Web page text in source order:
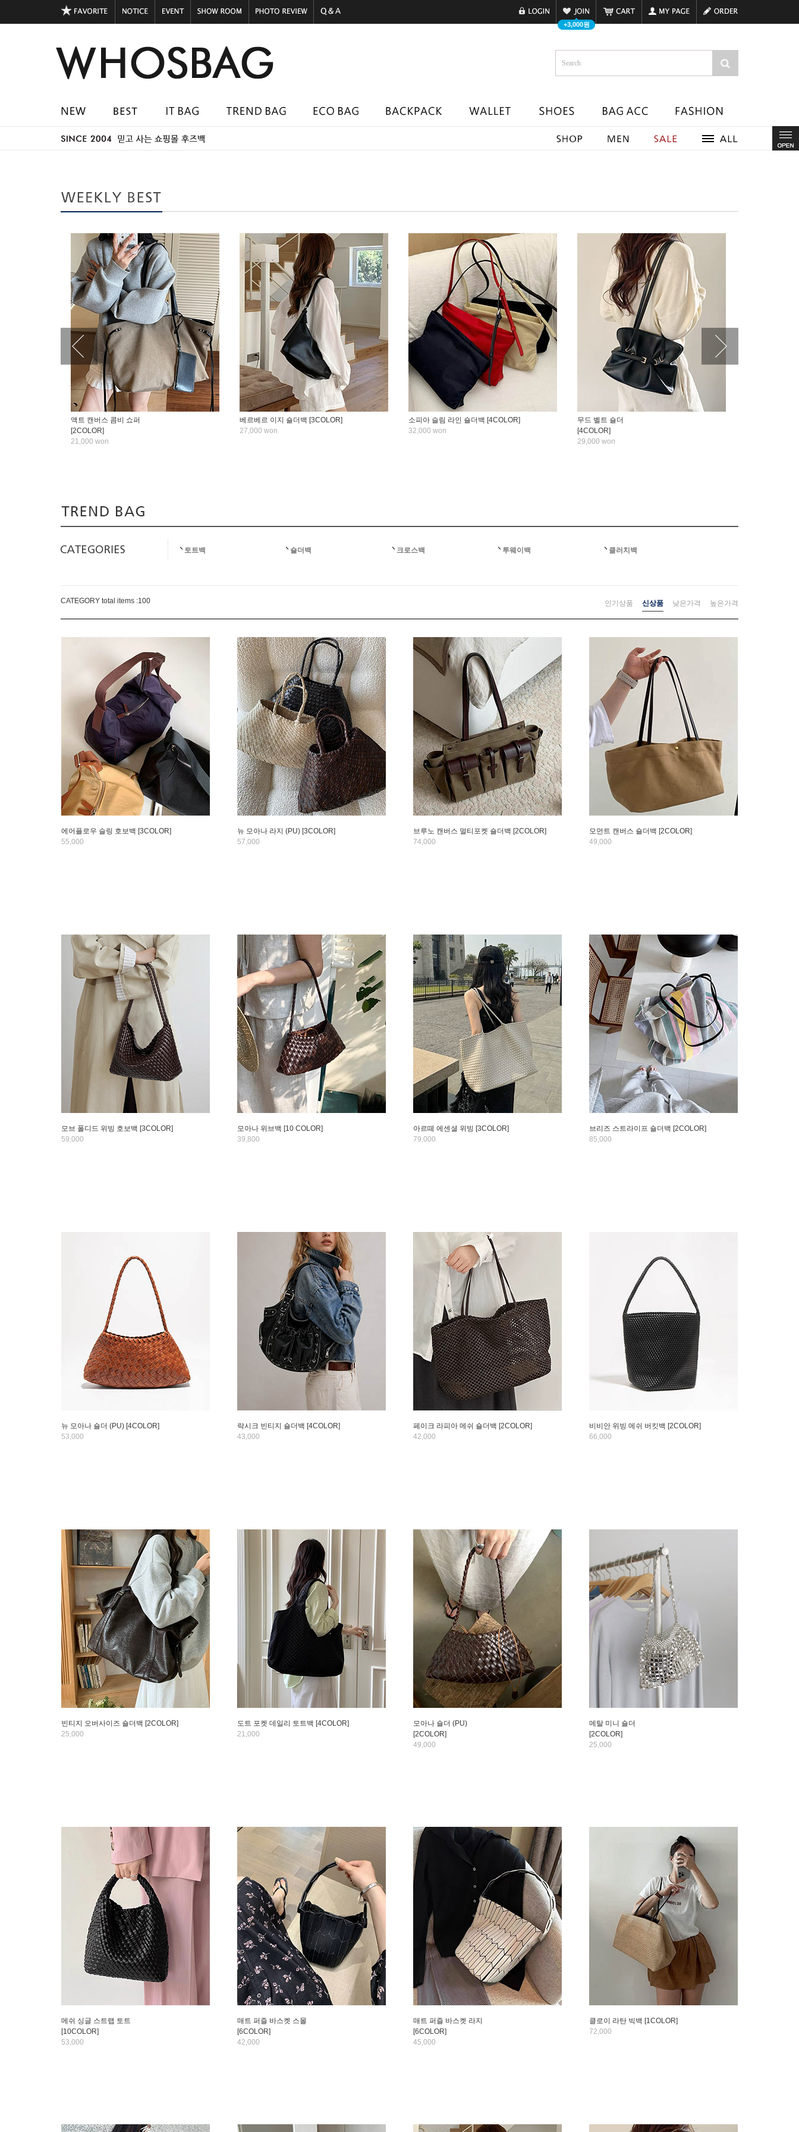
+3,000원
액트 캔버스 콤비 쇼퍼
[2COLOR]
21,000 won
베르베르 이지 숄더백 [3COLOR]
27,000 won
소피아 슬림 라인 숄더백 [4COLOR]
32,000 won
무드 벨트 숄더
[4COLOR]
29,000 won
토트백 숄더백 크로스백 투웨이백 클러치백
CATEGORY total items :100 인기상품 신상품 낮은가격 높은가격
에어플로우 슬링 호보백 [3COLOR]
55,000
뉴 모아나 라지 (PU) [3COLOR]
57,000
브루노 캔버스 멀티포켓 숄더백 [2COLOR]
74,000
모먼트 캔버스 숄더백 [2COLOR]
49,000
모브 폴디드 위빙 호보백 [3COLOR]
59,000
모아나 위브백 [10 COLOR]
39,800
아르떼 에센셜 위빙 [3COLOR]
79,000
브리즈 스트라이프 숄더백 [2COLOR]
85,000
뉴 모아나 숄더 (PU) [4COLOR]
53,000
락시크 빈티지 숄더백 [4COLOR]
43,000
페이크 라피아 메쉬 숄더백 [2COLOR]
42,000
비비안 위빙 메쉬 버킷백 [2COLOR]
66,000
빈티지 오버사이즈 숄더백 [2COLOR]
25,000
도트 포켓 데일리 토트백 [4COLOR]
21,000
모아나 숄더 (PU)
[2COLOR]
49,000
메탈 미니 숄더
[2COLOR]
25,000
메쉬 싱글 스트랩 토트
[10COLOR]
53,000
매트 퍼즐 바스켓 스몰
[6COLOR]
42,000
매트 퍼즐 바스켓 라지
[6COLOR]
45,000
클로이 라탄 빅백 [1COLOR]
72,000